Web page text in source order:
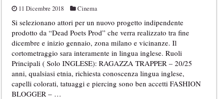
11 Dicembre 2018 Cinema
Si selezionano attori per un nuovo progetto indipendente
prodotto da “Dead Poets Prod” che verra realizzato tra fine
dicembre e inizio gennaio, zona milano e vicinanze. Il
cortometraggio sara interamente in lingua inglese. Ruoli
Principali ( Solo INGLESE): RAGAZZA TRAPPER – 20/25
anni, qualsiasi etnia, richiesta conoscenza lingua inglese,
capelli colorati, tatuaggi e piercing sono ben accetti FASHION
BLOGGER – …